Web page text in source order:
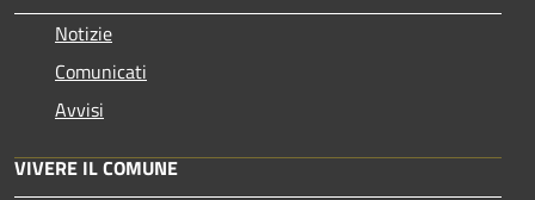
Notizie
Comunicati
Avvisi
VIVERE IL COMUNE